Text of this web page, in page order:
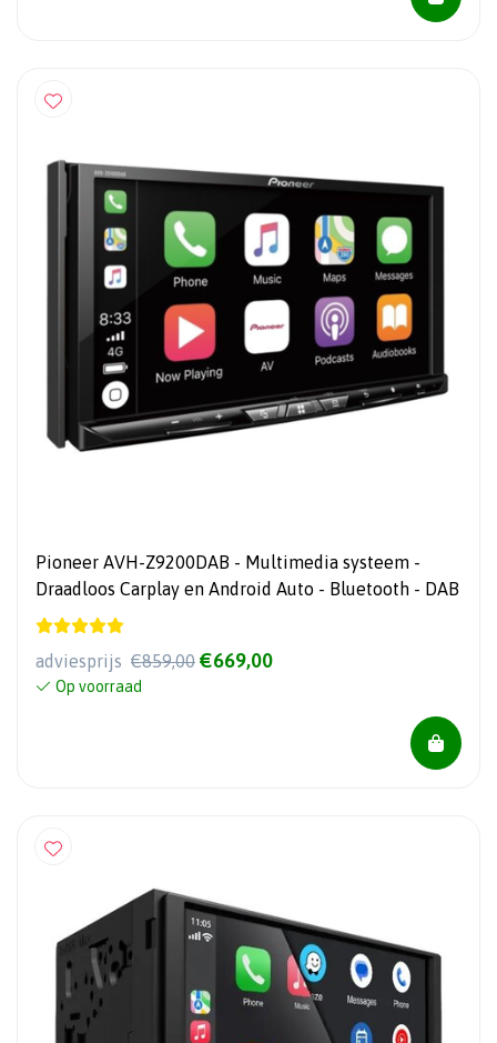
Pioneer AVH-Z9200DAB - Multimedia systeem -
Draadloos Carplay en Android Auto - Bluetooth - DAB
adviesprijs €859,00 €669,00
Op voorraad